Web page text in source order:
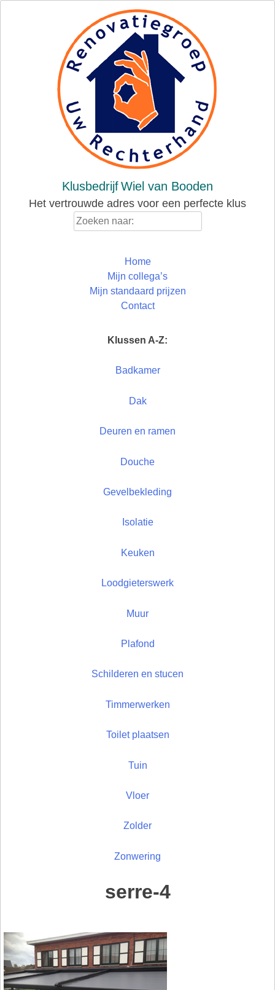
KlusbedrijfWiel van Booden
Het vertrouwde adres voor een perfecte klus
Home
Mijn collega’s
Mijn standaard prijzen
Contact
Klussen A-Z:
Badkamer
Dak
Deuren en ramen
Douche
Gevelbekleding
Isolatie
Keuken
Loodgieterswerk
Muur
Plafond
Schilderen en stucen
Timmerwerken
Toilet plaatsen
Tuin
Vloer
Zolder
Zonwering
serre-4